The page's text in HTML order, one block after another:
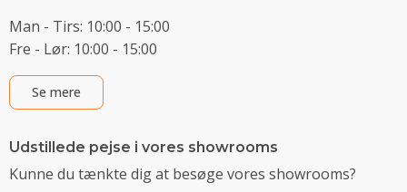
Man - Tirs: 10:00 - 15:00
Fre - Lør: 10:00 - 15:00
Se mere
Udstillede pejse i vores showrooms
Kunne du tænkte dig at besøge vores showrooms?